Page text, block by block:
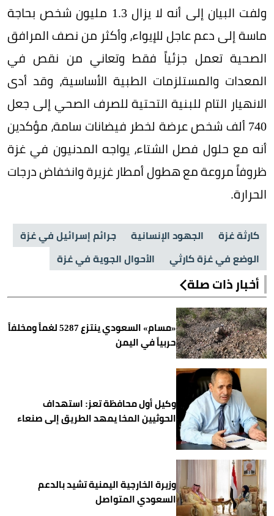
ولفت البيان إلى أنه لا يزال 1.3 مليون شخص بحاجة
ماسة إلى دعم عاجل للإيواء، وأكثر من نصف المرافق
الصحية تعمل جزئياً فقط وتعاني من نقص في
المعدات والمستلزمات الطبية الأساسية، وقد أدى
الانهيار التام للبنية التحتية للصرف الصحي إلى جعل
740 ألف شخص عرضة لخطر فيضانات سامة، مؤكدين
أنه مع حلول فصل الشتاء، يواجه المدنيون في غزة
ظروفاً مروعة مع هطول أمطار غزيرة وانخفاض درجات
الحرارة.
كارثة غزة الجهود الإنسانية
جرائم إسرائيل في غزة
الوضع في غزة كارثي
الأحوال الجوية في غزة
أخبار ذات صلة
«مسام» السعودي ينتزع 5287 لغماً ومخلفاً
حربياً في اليمن
وكيل أول محافظة تعز: استهداف
الحوثيين المخا يمهد الطريق إلى صنعاء
وزيرة الخارجية اليمنية تشيد بالدعم
السعودي المتواصل